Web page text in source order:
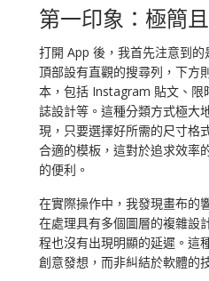
第一印象：極簡
打開 App 後，我首先注意到的
頂部設有直觀的搜尋列，下方
本，包括 Instagram 貼文、限
誌設計等。這種分類方式極大
現，只要選擇好所需的尺寸格
合適的模板，這對於追求效率
的便利。
在實際操作中，我發現畫布的
在處理具有多個圖層的複雜設
程也沒有出現明顯的延遲。這
創意發想，而非糾結於軟體的